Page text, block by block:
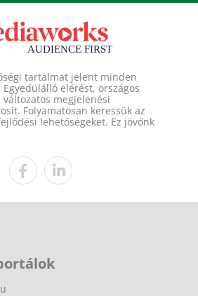
tartalmat jelent minden
Egyedülálló elérést, országos
megjelenési
Folyamatosan keressük az
lehetőségeket. Ez jövőnk